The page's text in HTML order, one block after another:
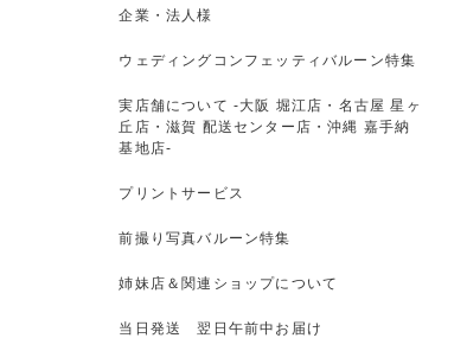
企業・法人様
ウェディングコンフェッティバルーン特集
実店舗について -大阪 堀江店・名古屋 星ヶ
丘店・滋賀 配送センター店・沖縄 嘉手納
基地店-
プリントサービス
前撮り写真バルーン特集
姉妹店＆関連ショップについて
当日発送 翌日午前中お届け